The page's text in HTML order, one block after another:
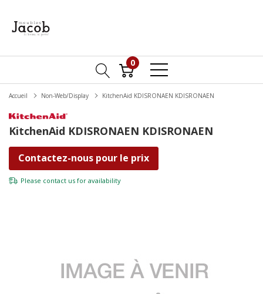
0
Accueil Non-Web/Display KitchenAid KDISRONAEN KDISRONAEN
KitchenAid KDISRONAEN KDISRONAEN
Contactez-nous pour le prix
Please contact us for availability